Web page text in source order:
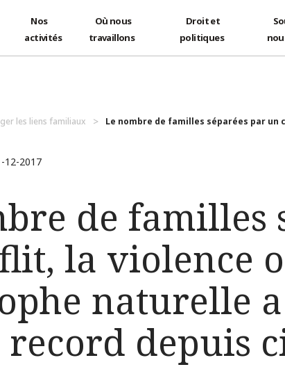
Nos
activités
Où nous
travaillons
Droit et
politiques
les liens familiaux Le nombre de familles séparées par un
12-2017
de familles
la violence
naturelle
depuis